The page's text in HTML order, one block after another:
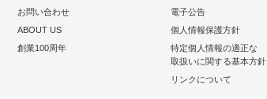
お問い合わせ
ABOUT US
創業100周年
電子公告
個人情報保護方針
特定個人情報の適正な
取扱いに関する基本方針
リンクについて